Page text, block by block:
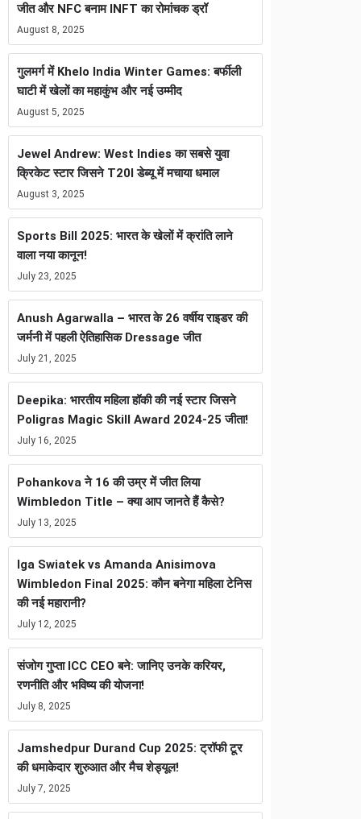
जीत और NFC बनाम INFT का रोमांचक ड्रॉ
August 8, 2025
गुलमर्ग में Khelo India Winter Games: बर्फीली
घाटी में खेलों का महाकुंभ और नई उम्मीद
August 5, 2025
Jewel Andrew: West Indies का सबसे युवा
क्रिकेट स्टार जिसने T20I डेब्यू में मचाया धमाल
August 3, 2025
Sports Bill 2025: भारत के खेलों में क्रांति लाने
वाला नया कानून!
July 23, 2025
Anush Agarwalla – भारत के 26 वर्षीय राइडर की
जर्मनी में पहली ऐतिहासिक Dressage जीत
July 21, 2025
Deepika: भारतीय महिला हॉकी की नई स्टार जिसने
Poligras Magic Skill Award 2024-25 जीता!
July 16, 2025
Pohankova ने 16 की उम्र में जीत लिया
Wimbledon Title – क्या आप जानते हैं कैसे?
July 13, 2025
Iga Swiatek vs Amanda Anisimova
Wimbledon Final 2025: कौन बनेगा महिला टेनिस
की नई महारानी?
July 12, 2025
संजोग गुप्ता ICC CEO बने: जानिए उनके करियर,
रणनीति और भविष्य की योजना!
July 8, 2025
Jamshedpur Durand Cup 2025: ट्रॉफी टूर
की धमाकेदार शुरुआत और मैच शेड्यूल!
July 7, 2025